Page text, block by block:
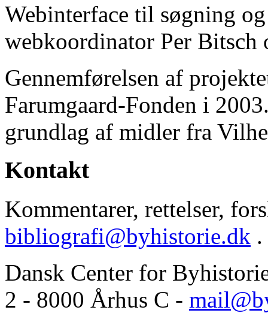
Webinterface til søgning
webkoordinator Per Bitsch
Gennemførelsen af
Farumgaard-Fonden i
grundlag af midler fra
Kontakt
Kommentarer, rettelser,
bibliografi@byhistorie.dk .
Dansk Center for
2 - 8000 Århus C -